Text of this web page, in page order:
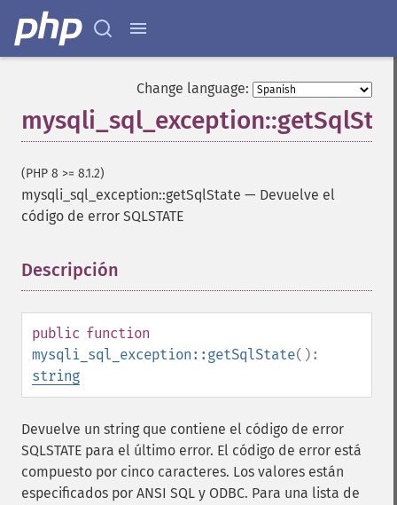
Change language:
(PHP 8 >= 8.1.2)
mysqli_sql_exception::getSqlState — Devuelve el
código de error SQLSTATE
Descripción
public function
mysqli_sql_exception::getSqlState():
string
Devuelve un string que contiene el código de error
SQLSTATE para el último error. El código de error está
compuesto por cinco caracteres. Los valores están
especificados por ANSI SQL y ODBC. Para una lista de